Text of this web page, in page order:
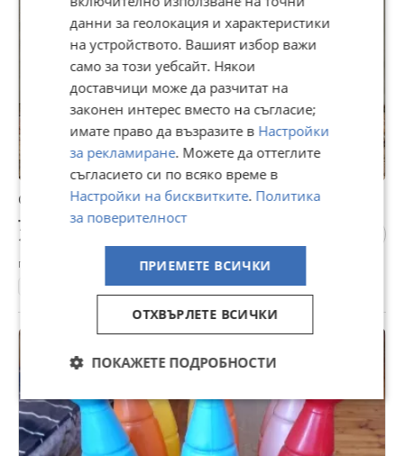
Стара хавлиена кърпа Marlboro
70 €
136,91 лв
гр. Перник, днес, 18:33
Други антики и предмети
данни за геолокация и характеристики
на устройството. Вашият избор важи
само за този уебсайт. Някои
доставчици може да разчитат на
законен интерес вместо на съгласие;
имате право да възразите в Настройки
за рекламиране. Можете да оттеглите
съгласието си по всяко време в
Настройки на бисквитките. Политика
за поверителност
ПРИЕМЕТЕ ВСИЧКИ
ОТХВЪРЛЕТЕ ВСИЧКИ
ПОКАЖЕТЕ ПОДРОБНОСТИ